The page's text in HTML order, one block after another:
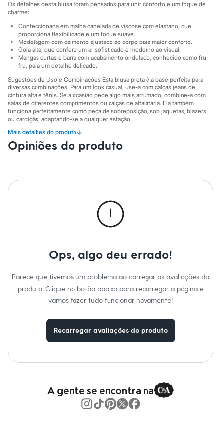
Acessórios
Blusas
Calçados
Leggings
Shorts e Bermudas
Tops
Moda íntima
Calcinhas
Cintas e Modeladores
Meias
Pijamas
Sutiãs e Tops
Moda praia
Biquínis
Maiôs
Saídas de praia
Personagens
Casacos e Jaquetas
Roupas
Bermudas
Camisas
Casacos e Jaquetas
Bolsas e Mochilas
Chapéus e Bonés
Os detalhes desta blusa foram pensados para unir conforto e um toque de
charme:
Confeccionada em malha canelada de viscose com elastano, que
proporciona flexibilidade e um toque suave.
Modelagem com caimento ajustado ao corpo para maior conforto.
Gola alta, que confere um ar sofisticado e moderno ao visual.
Mangas curtas e barra com acabamento ondulado, conhecido como fru-
fru, para um detalhe delicado.
Sugestões de Uso e Combinações Esta blusa preta é a base perfeita para
diversas combinações. Para um look casual, use-a com calças jeans de
cintura alta e tênis. Se a ocasião pede algo mais arrumado, combine-a com
saias de diferentes comprimentos ou calças de alfaiataria. Ela também
funciona perfeitamente como peça de sobreposição, sob jaquetas, blazers
ou cardigãs, adaptando-se a qualquer estação.
A gente se encontra na C&A! ❤
A Modelo veste tamanho P.
Mais detalhes do produto↓
Informacoes gerais:
Opiniões do produto
Ops, algo deu errado!
Parece que tivemos um problema ao carregar as avaliações do
produto. Clique no botão abaixo para recarregar a página e
vamos fazer tudo funcionar novamente!
Recarregar avaliações do produto
A gente se encontra na